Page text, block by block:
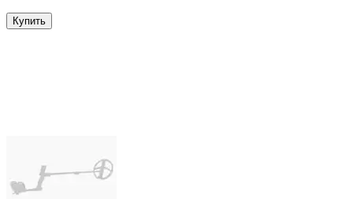
Купить